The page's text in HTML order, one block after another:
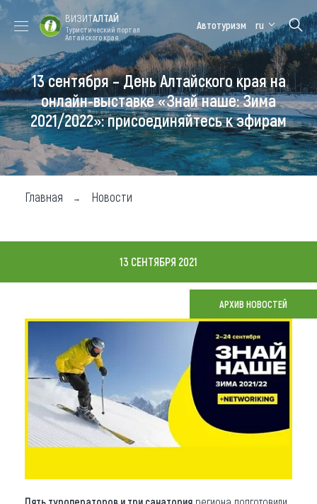
Форум VISIT
ALTAI
Цветение
маральника
Медицинский
форум
Алтайская
зимовка
Туры
Где побывать
Чем заняться
Карта
Что привезти (сувениры)
О регионе
Коллекция впечатлений
Другие рубрики
ВИЗИТАЛТАЙ
Туристический портал
Алтайского края
Автотуризм ru
13 сентября – День Алтайского края на
онлайн-выставке «Знай наше: Зима
2021/2022»: присоединяйтесь к эфирам
Главная Новости
13 СЕНТЯБРЯ 2021
АРХИВ НОВОСТЕЙ